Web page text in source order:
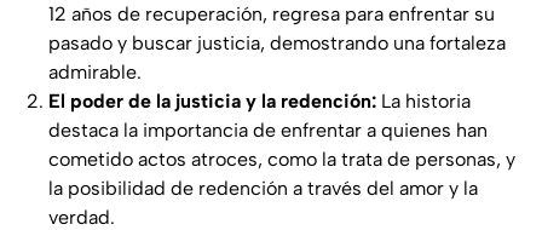
12 años de recuperación, regresa para enfrentar su
pasado y buscar justicia, demostrando una fortaleza
admirable.
El poder de la justicia y la redención: La historia
destaca la importancia de enfrentar a quienes han
cometido actos atroces, como la trata de personas, y
la posibilidad de redención a través del amor y la
verdad.